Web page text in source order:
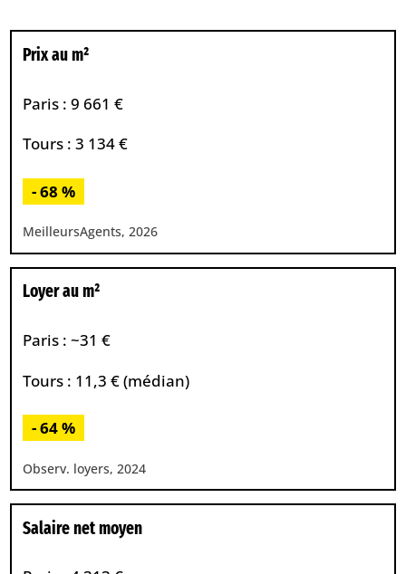
Prix au m²
Paris : 9 661 €
Tours : 3 134 €
- 68 %
MeilleursAgents, 2026
Loyer au m²
Paris : ~31 €
Tours : 11,3 € (médian)
- 64 %
Observ. loyers, 2024
Salaire net moyen